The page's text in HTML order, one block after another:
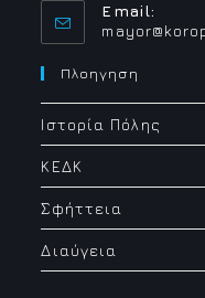
Email:
Πλοηγηση
Ιστορία Πόλης
ΚΕΔΚ
Σφήττεια
Διαύγεια